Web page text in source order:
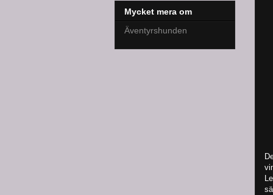
Mycket mera om
Äventyrshunden